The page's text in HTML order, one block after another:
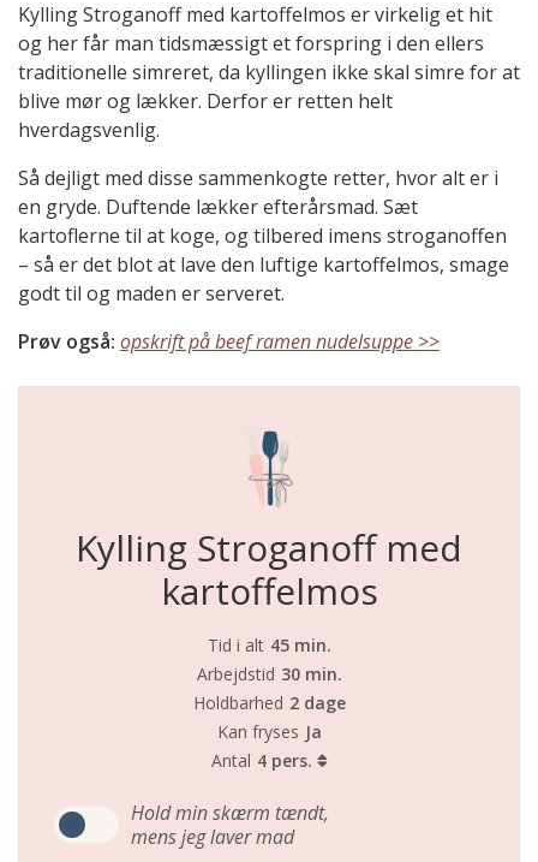
Kylling Stroganoff med kartoffelmos er virkelig et hit
og her får man tidsmæssigt et forspring i den ellers
traditionelle simreret, da kyllingen ikke skal simre for at
blive mør og lækker. Derfor er retten helt
hverdagsvenlig.
Så dejligt med disse sammenkogte retter, hvor alt er i
en gryde. Duftende lækker efterårsmad. Sæt
kartoflerne til at koge, og tilbered imens stroganoffen
– så er det blot at lave den luftige kartoffelmos, smage
godt til og maden er serveret.
Prøv også: opskrift på beef ramen nudelsuppe >>
Kylling Stroganoff med
kartoffelmos
Tid i alt 45 min.
Arbejdstid 30 min.
Holdbarhed 2 dage
Kan fryses Ja
Antal 4 pers.
Hold min skærm tændt,
mens jeg laver mad